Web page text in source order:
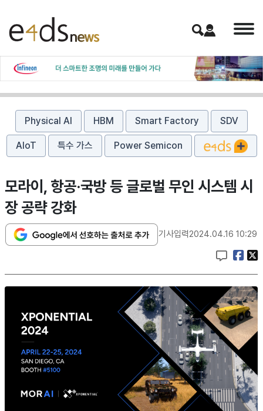
Physical AI HBM Smart Factory SDV
AIoT 특수 가스 Power Semicon
모라이, 항공·국방 등 글로벌 무인 시스템 시
장 공략 강화
기사입력2024.04.16 10:29